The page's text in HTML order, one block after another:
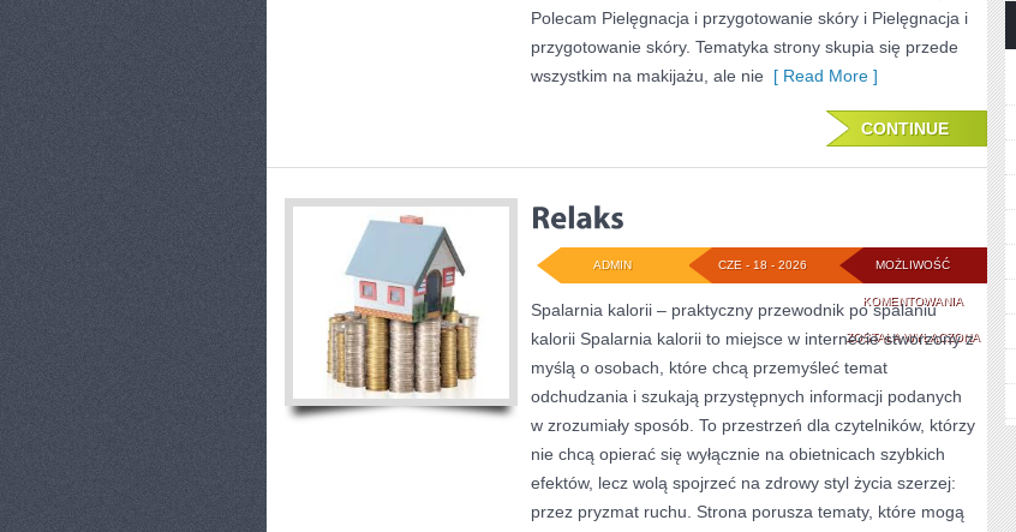
Polecam Pielęgnacja i przygotowanie skóry i Pielęgnacja i
przygotowanie skóry. Tematyka strony skupia się przede
wszystkim na makijażu, ale nie [ Read More ]
CONTINUE
MOŻLIWOŚĆ
KOMENTOWANIARELAKS
ZOSTAŁA WYŁĄCZONA
CZE - 18 - 2026
ADMIN
Spalarnia kalorii – praktyczny przewodnik po spalaniu
kalorii Spalarnia kalorii to miejsce w internecie stworzony z
myślą o osobach, które chcą przemyśleć temat
odchudzania i szukają przystępnych informacji podanych
w zrozumiały sposób. To przestrzeń dla czytelników, którzy
nie chcą opierać się wyłącznie na obietnicach szybkich
efektów, lecz wolą spojrzeć na zdrowy styl życia szerzej:
przez pryzmat ruchu. Strona porusza tematy, które mogą